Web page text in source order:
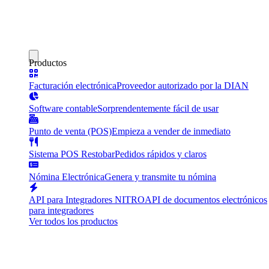
Productos
Facturación electrónicaProveedor autorizado por la DIAN
Software contableSorprendentemente fácil de usar
Punto de venta (POS)Empieza a vender de inmediato
Sistema POS RestobarPedidos rápidos y claros
Nómina ElectrónicaGenera y transmite tu nómina
API para Integradores NITROAPI de documentos electrónicos
para integradores
Ver todos los productos